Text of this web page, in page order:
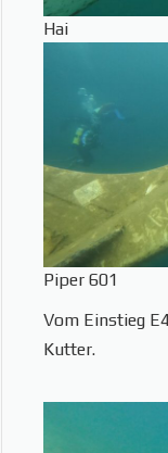
Hai
Piper 601
Vom Einstieg
Kutter.